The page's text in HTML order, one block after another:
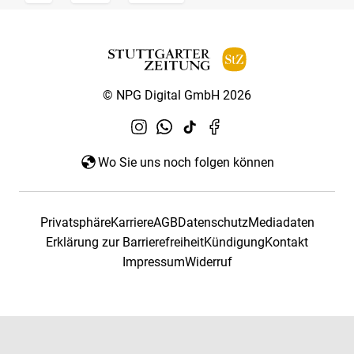
© NPG Digital GmbH 2026
Wo Sie uns noch folgen können
PrivatsphäreKarriereAGBDatenschutzMediadaten
Erklärung zur BarrierefreiheitKündigungKontakt
ImpressumWiderruf